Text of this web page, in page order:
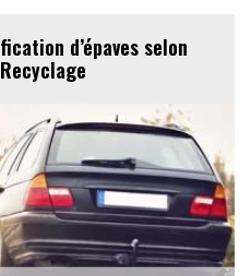
d’épaves selon